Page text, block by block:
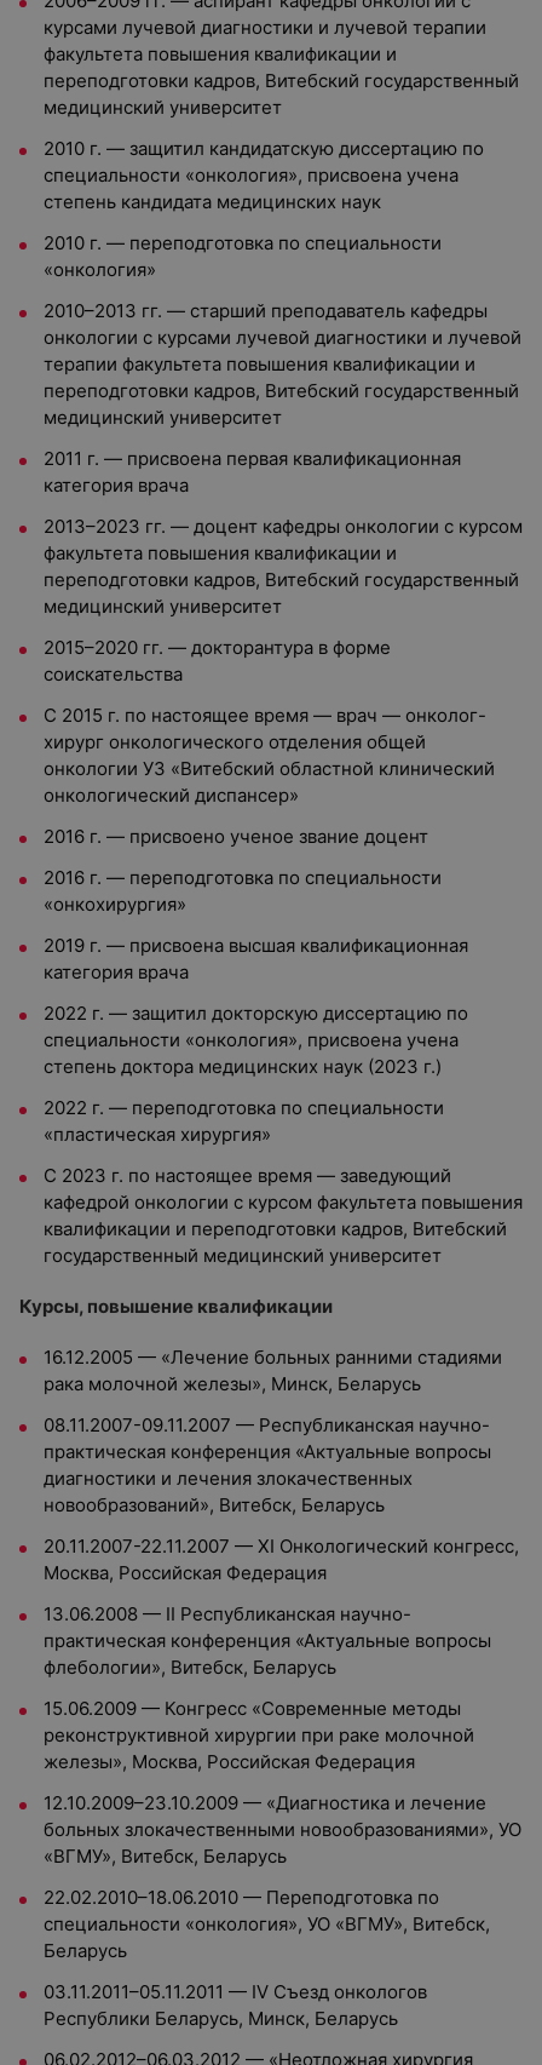
курсами лучевой диагностики и лучевой терапии
факультета повышения квалификации и
переподготовки кадров, Витебский государственный
медицинский университет
2010 г. — защитил кандидатскую диссертацию по
специальности «онкология», присвоена учена
степень кандидата медицинских наук
2010 г. — переподготовка по специальности
«онкология»
2010–2013 гг. — старший преподаватель кафедры
онкологии с курсами лучевой диагностики и лучевой
терапии факультета повышения квалификации и
переподготовки кадров, Витебский государственный
медицинский университет
2011 г. — присвоена первая квалификационная
категория врача
2013–2023 гг. — доцент кафедры онкологии с курсом
факультета повышения квалификации и
переподготовки кадров, Витебский государственный
медицинский университет
2015–2020 гг. — докторантура в форме
соискательства
С 2015 г. по настоящее время — врач — онколог-
хирург онкологического отделения общей
онкологии УЗ «Витебский областной клинический
онкологический диспансер»
2016 г. — присвоено ученое звание доцент
2016 г. — переподготовка по специальности
«онкохирургия»
2019 г. — присвоена высшая квалификационная
категория врача
2022 г. — защитил докторскую диссертацию по
специальности «онкология», присвоена учена
степень доктора медицинских наук (2023 г.)
2022 г. — переподготовка по специальности
«пластическая хирургия»
С 2023 г. по настоящее время — заведующий
кафедрой онкологии с курсом факультета повышения
квалификации и переподготовки кадров, Витебский
государственный медицинский университет
Курсы, повышение квалификации
16.12.2005 — «Лечение больных ранними стадиями
рака молочной железы», Минск, Беларусь
08.11.2007-09.11.2007 — Республиканская научно-
практическая конференция «Актуальные вопросы
диагностики и лечения злокачественных
новообразований», Витебск, Беларусь
20.11.2007-22.11.2007 — XI Онкологический конгресс,
Москва, Российская Федерация
13.06.2008 — II Республиканская научно-
практическая конференция «Актуальные вопросы
флебологии», Витебск, Беларусь
15.06.2009 — Конгресс «Современные методы
реконструктивной хирургии при раке молочной
железы», Москва, Российская Федерация
12.10.2009–23.10.2009 — «Диагностика и лечение
больных злокачественными новообразованиями», УО
«ВГМУ», Витебск, Беларусь
22.02.2010–18.06.2010 — Переподготовка по
специальности «онкология», УО «ВГМУ», Витебск,
Беларусь
03.11.2011–05.11.2011 — IV Съезд онкологов
Республики Беларусь, Минск, Беларусь
06.02.2012–06.03.2012 — «Неотложная хирургия